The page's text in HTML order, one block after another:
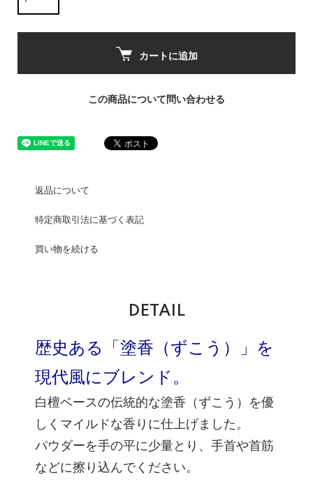
カートに追加
この商品について問い合わせる
返品について
特定商取引法に基づく表記
買い物を続ける
DETAIL
歴史ある「塗香（ずこう）」を
現代風にブレンド。
白檀ベースの伝統的な塗香（ずこう）を優
しくマイルドな香りに仕上げました。
パウダーを手の平に少量とり、手首や首筋
などに擦り込んでください。